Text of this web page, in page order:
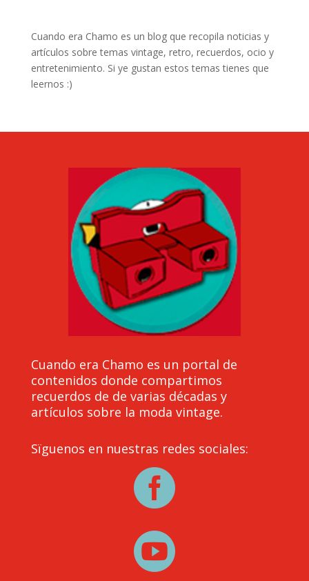
Cuando era Chamo es un blog que recopila noticias y
artículos sobre temas vintage, retro, recuerdos, ocio y
entretenimiento. Si ye gustan estos temas tienes que
leernos :)
Cuando era Chamo es un portal de
contenidos donde compartimos
recuerdos de de varias décadas y
artículos sobre la moda vintage.
Sïguenos en nuestras redes sociales:

